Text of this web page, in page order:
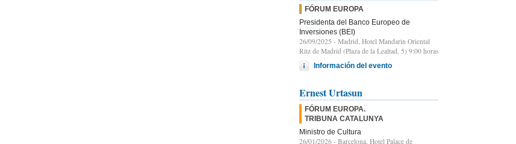
FÓRUM EUROPA
Presidenta del Banco Europeo de
Inversiones (BEI)
26/09/2025 - Madrid, Hotel Mandarin Oriental
Ritz de Madrid (Plaza de la Lealtad, 5) 9:00 horas
Información del evento
Ernest Urtasun
FÓRUM EUROPA.
TRIBUNA CATALUNYA
Ministro de Cultura
26/01/2026 - Barcelona, Hotel Palace de